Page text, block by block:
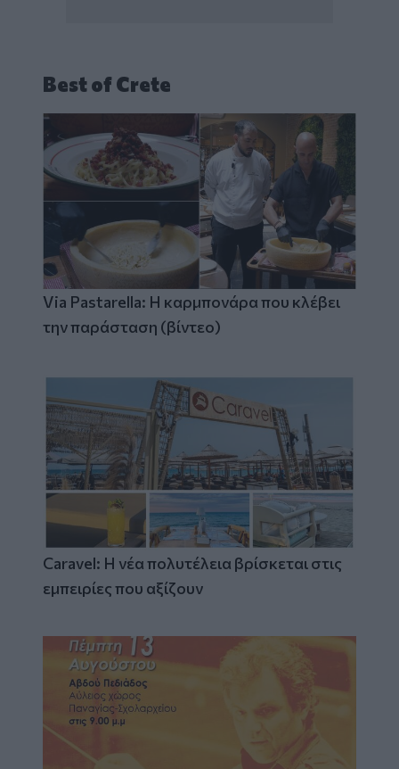
Best of Crete
Via Pastarella: Η καρμπονάρα που κλέβει
την παράσταση (βίντεο)
Caravel: Η νέα πολυτέλεια βρίσκεται στις
εμπειρίες που αξίζουν